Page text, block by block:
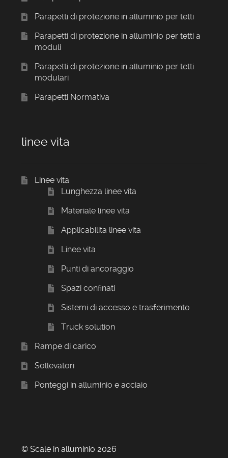
Parapetti di protezione in alluminio per tetti
Parapetti di protezione in alluminio per tetti a
moduli
Parapetti di protezione in alluminio per tetti
modulari
Parapetti Normativa
linee vita
Linee vita
Lunghezza linee vita
Materiale linee vita
Applicabilita linee vita
Linee vita
Punti di ancoraggio
Spazi confinati
Sistemi di accesso e trasferimento
Truck solution
Rampe di carico
Sollevatori
Ponteggi in alluminio e acciaio
© Scale in alluminio 2026